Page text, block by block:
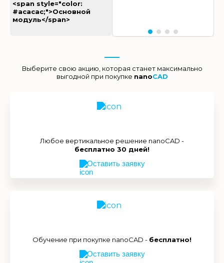
<span style="color:
#acacac;">Основной
модуль</span>
Выберите свою акцию, которая станет максимально
выгодной при покупке nanoCAD
Любое вертикальное решение nanoCAD -
бесплатно 30 дней!
Оставить заявку
Обучение при покупке nanoCAD - бесплатно!
Оставить заявку